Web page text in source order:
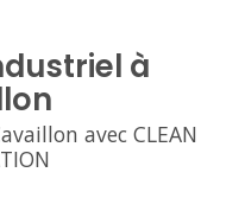
à
avec CLEAN